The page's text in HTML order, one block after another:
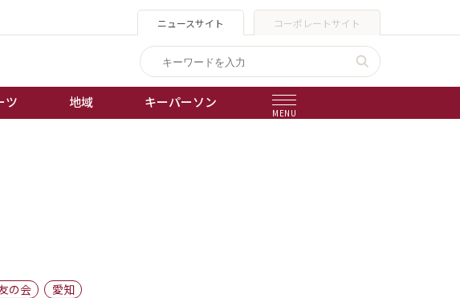
ニュースサイト コーポレートサイト
ツ 地域 キーパーソン
MENU
の会
愛知